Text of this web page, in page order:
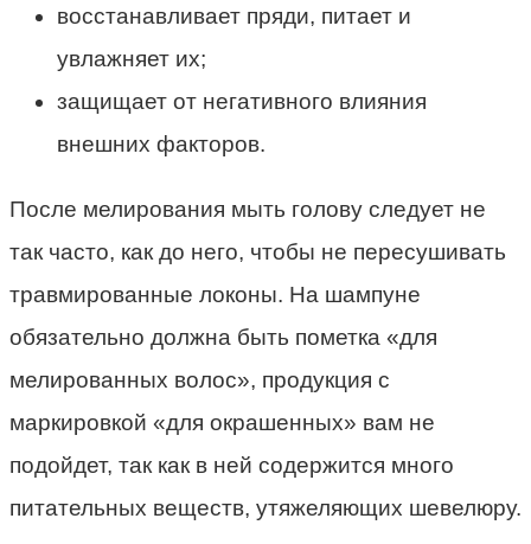
восстанавливает пряди, питает и
увлажняет их;
защищает от негативного влияния
внешних факторов.
После мелирования мыть голову следует не
так часто, как до него, чтобы не пересушивать
травмированные локоны. На шампуне
обязательно должна быть пометка «для
мелированных волос», продукция с
маркировкой «для окрашенных» вам не
подойдет, так как в ней содержится много
питательных веществ, утяжеляющих шевелюру.